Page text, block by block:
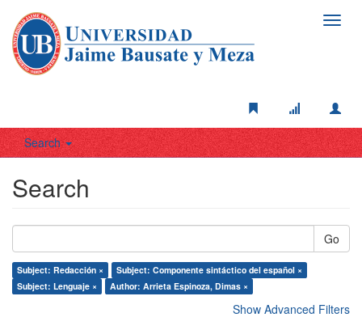
Search
Search
Go
Subject: Redacción ×
Subject: Componente sintáctico del español ×
Subject: Lenguaje ×
Author: Arrieta Espinoza, Dimas ×
Show Advanced Filters